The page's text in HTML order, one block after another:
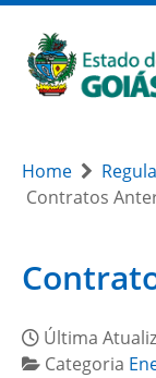
Home
Contratos
Última
Categoria